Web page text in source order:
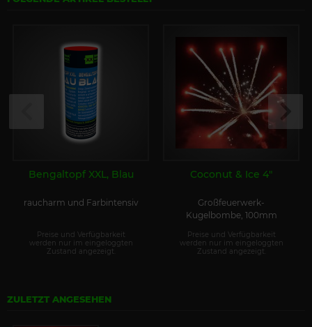
Bengaltopf XXL, Blau
raucharm und Farbintensiv
Preise und Verfügbarkeit
werden nur im eingeloggten
Zustand angezeigt.
Coconut & Ice 4"
Großfeuerwerk-
Kugelbombe, 100mm
Preise und Verfügbarkeit
werden nur im eingeloggten
Zustand angezeigt.
ZULETZT ANGESEHEN